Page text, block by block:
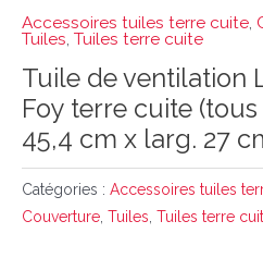
Accessoires tuiles terre cuite
Tuiles Tuiles terre cuite
Tuile de ventilation
Foy terre cuite
45,4 cm x larg. 27
Catégories : Accessoires tuiles
Couverture Tuiles Tuiles terre